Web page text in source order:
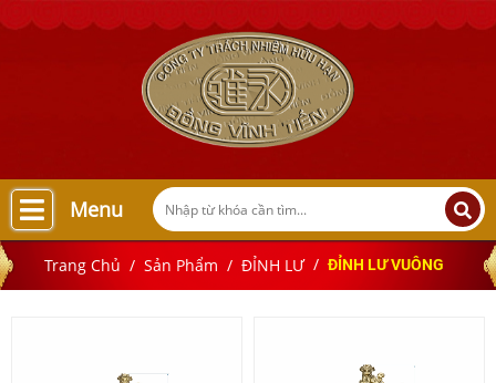
Menu
Trang Chủ Sản Phẩm ĐỈNH LƯ ĐỈNH LƯ VUÔNG